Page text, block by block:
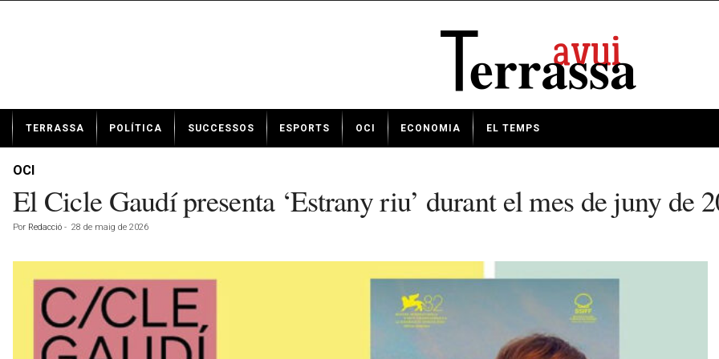
t
TERRASSA POLÍTICA SUCCESSOS ESPORTS OCI ECONOMIA EL TEMPS
OCI
El Cicle Gaudí presenta ‘Estrany riu’ durant el mes de juny de
Por Redacció - 28 de maig de 2026